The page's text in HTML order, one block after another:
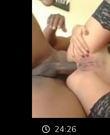
24:26